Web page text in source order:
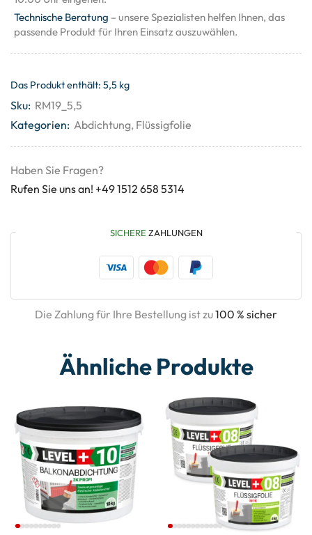
Technische Beratung – unsere Spezialisten helfen Ihnen, das
passende Produkt für Ihren Einsatz auszuwählen.
Das Produkt enthält: 5,5 kg
Sku: RM19_5,5
Kategorien: Abdichtung, Flüssigfolie
Haben Sie Fragen?
Rufen Sie uns an! +49 1512 658 5314
SICHERE ZAHLUNGEN
Die Zahlung für Ihre Bestellung ist zu100 % sicher
Ähnliche Produkte